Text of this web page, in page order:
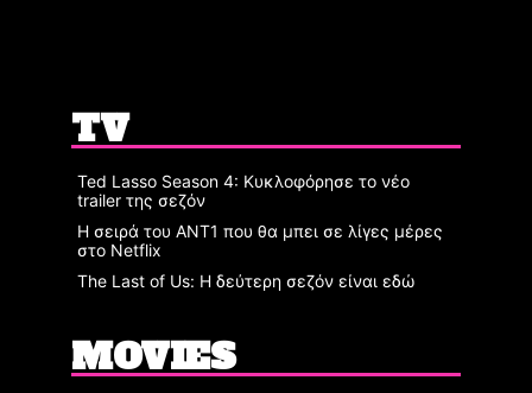
TV
Ted Lasso Season 4: Κυκλοφόρησε το νέο
trailer της σεζόν
Η σειρά του ΑΝΤ1 που θα μπει σε λίγες μέρες
στο Netflix
The Last of Us: Η δεύτερη σεζόν είναι εδώ
MOVIES